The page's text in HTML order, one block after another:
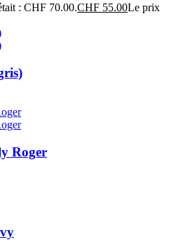
: CHF 70.00.CHF 55.00Le prix
Roger